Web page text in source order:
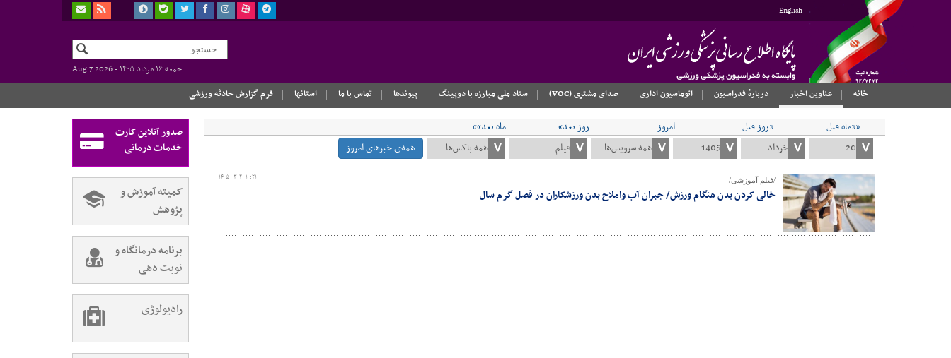
English
جمعه ۱۶ مرداد ۱۴۰۵ -
Aug 7 2026
خانه
عناوین اخبار دربارهٔ فدراسیون اتوماسیون اداری صدای مشتری (VOC) ستاد ملی مبارزه با دوپینگ پیوندها تماس با ما استانها فرم گزارش حادثه ورزشی
««ماه قبل «روز قبل امروز روز بعد»
ماه بعد»»
همه‌ی خبرهای امروز
۱۴۰۵-۰۳-۲۰ ۱۰:۲۱ /فیلم آموزشی/
خالی کردن بدن هنگام ورزش/ جبران آب واملاح بدن ورزشکاران در فصل گرم سال
صدور آنلاین کارت
خدمات درمانی
کمیته آموزش و
پژوهش
برنامه درمانگاه و
نوبت دهی
رادیولوژی